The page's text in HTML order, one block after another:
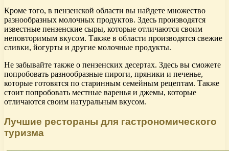
Кроме того, в пензенской области вы найдете множество
разнообразных молочных продуктов. Здесь производятся
известные пензенские сыры, которые отличаются своим
неповторимым вкусом. Также в области производятся свежие
сливки, йогурты и другие молочные продукты.
Не забывайте также о пензенских десертах. Здесь вы сможете
попробовать разнообразные пироги, пряники и печенье,
которые готовятся по старинным семейным рецептам. Также
стоит попробовать местные варенья и джемы, которые
отличаются своим натуральным вкусом.
Лучшие рестораны для гастрономического
туризма